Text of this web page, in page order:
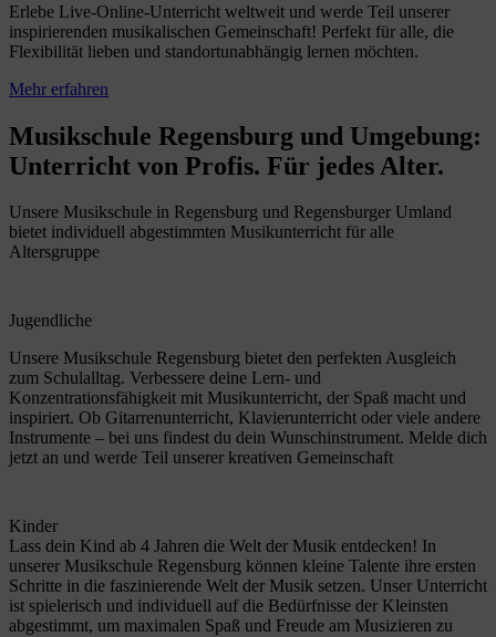
Erlebe Live-Online-Unterricht weltweit und werde Teil unserer
inspirierenden musikalischen Gemeinschaft! Perfekt für alle, die
Flexibilität lieben und standortunabhängig lernen möchten.
Mehr erfahren
Musikschule Regensburg und Umgebung:
Unterricht von Profis. Für jedes Alter.
Unsere Musikschule in Regensburg und Regensburger Umland
bietet individuell abgestimmten Musikunterricht für alle
Altersgruppe
Jugendliche
Unsere Musikschule Regensburg bietet den perfekten Ausgleich
zum Schulalltag. Verbessere deine Lern- und
Konzentrationsfähigkeit mit Musikunterricht, der Spaß macht und
inspiriert. Ob Gitarrenunterricht, Klavierunterricht oder viele andere
Instrumente – bei uns findest du dein Wunschinstrument. Melde dich
jetzt an und werde Teil unserer kreativen Gemeinschaft
Kinder
Lass dein Kind ab 4 Jahren die Welt der Musik entdecken! In
unserer Musikschule Regensburg können kleine Talente ihre ersten
Schritte in die faszinierende Welt der Musik setzen. Unser Unterricht
ist spielerisch und individuell auf die Bedürfnisse der Kleinsten
abgestimmt, um maximalen Spaß und Freude am Musizieren zu